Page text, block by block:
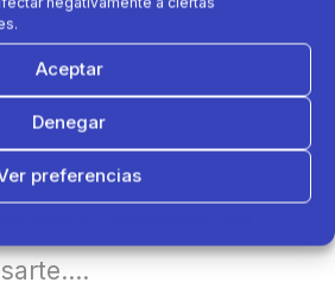
Aceptar
Denegar
preferencias